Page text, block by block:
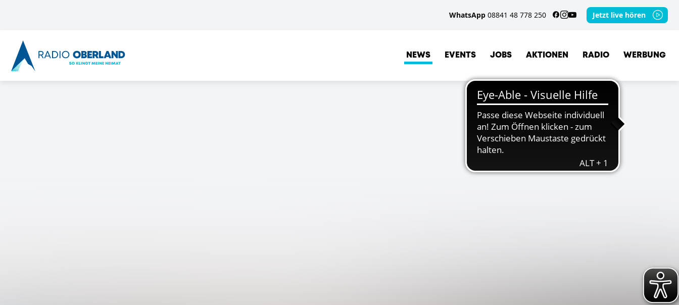
WhatsApp 08841 48 778 250 Jetzt live hören
NEWS EVENTS JOBS AKTIONEN RADIO WERBUNG